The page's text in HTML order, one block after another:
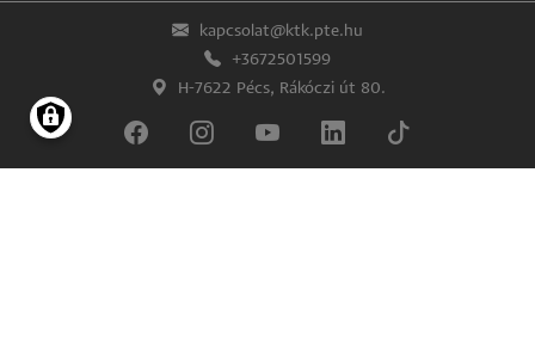
kapcsolat@ktk.pte.hu
+3672501599
H-7622 Pécs, Rákóczi út 80.